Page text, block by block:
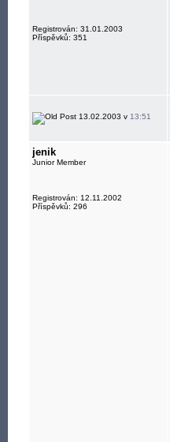
Registrován: 31.01.2003
Příspěvků: 351
13.02.2003 v 13:51
jenik
Junior Member
Registrován: 12.11.2002
Příspěvků: 296